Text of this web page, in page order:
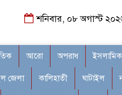
শনিবার, ০৮ অগাস্ট
আরো অপরাধ ইসলামিক
জেলা কালিহাতী ঘাটাইল